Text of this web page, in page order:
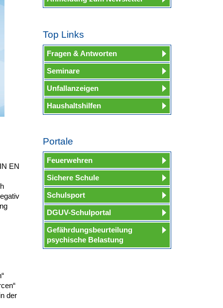
EN
der
Top Links
Fragen & Antworten
Seminare
Unfallanzeigen
Haushaltshilfen
Portale
Feuerwehren
Sichere Schule
Schulsport
DGUV-Schulportal
Gefährdungsbeurteilung
psychische Belastung